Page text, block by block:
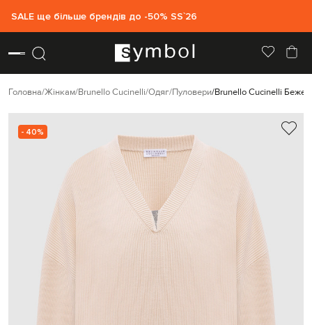
SALE ще більше брендів до -50% SS`26
Головна Жінкам Brunello Cucinelli Одяг Пуловери Brunello Cucinelli
- 40%